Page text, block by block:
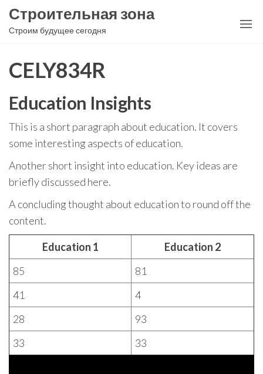
Перейти
Строительная зона
Строим будущее сегодня
CELY834R
Education Insights
This is a short paragraph about education. It covers
some interesting aspects of education.
Another short insight into education. Key ideas are
briefly discussed here.
A concluding thought about education to round off the
content.
Education 1
Education 2
85
81
41
4
28
93
33
33